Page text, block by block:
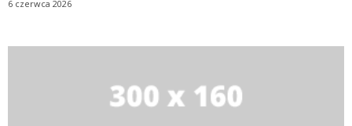
6 czerwca 2026